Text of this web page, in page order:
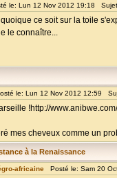
le: Lun 12 Nov 2012 19:18
ce soit sur la toile
le connaître...
le: Lun 12 Nov 2012 12:59
!http://
mes cheveux comme un
à la Renaissance
africaine Posté le: Sam 20